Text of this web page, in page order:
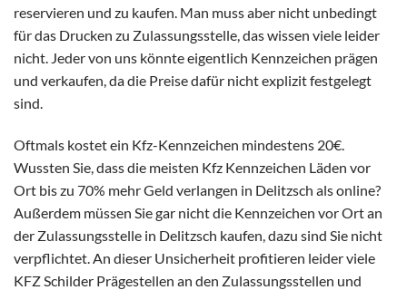
reservieren und zu kaufen. Man muss aber nicht unbedingt
für das Drucken zu Zulassungsstelle, das wissen viele leider
nicht. Jeder von uns könnte eigentlich Kennzeichen prägen
und verkaufen, da die Preise dafür nicht explizit festgelegt
sind.
Oftmals kostet ein Kfz-Kennzeichen mindestens 20€.
Wussten Sie, dass die meisten Kfz Kennzeichen Läden vor
Ort bis zu 70% mehr Geld verlangen in Delitzsch als online?
Außerdem müssen Sie gar nicht die Kennzeichen vor Ort an
der Zulassungsstelle in Delitzsch kaufen, dazu sind Sie nicht
verpflichtet. An dieser Unsicherheit profitieren leider viele
KFZ Schilder Prägestellen an den Zulassungsstellen und